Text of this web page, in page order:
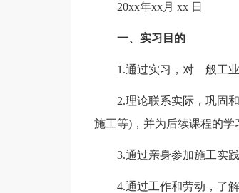
20xx年xx月 xx 日
一、实习目的
1.通过实习，对—般工
2.理论联系实际，巩固
施工等)，并为后续课程的学
3.通过亲身参加施工实
4.通过工作和劳动，了